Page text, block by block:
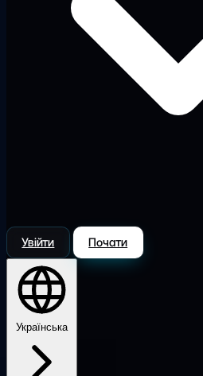
Увійти Почати
Українська